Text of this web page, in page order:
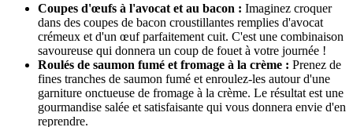
Coupes d'œufs à l'avocat et au bacon : Imaginez croquer
dans des coupes de bacon croustillantes remplies d'avocat
crémeux et d'un œuf parfaitement cuit. C'est une combinaison
savoureuse qui donnera un coup de fouet à votre journée !
Roulés de saumon fumé et fromage à la crème : Prenez de
fines tranches de saumon fumé et enroulez-les autour d'une
garniture onctueuse de fromage à la crème. Le résultat est une
gourmandise salée et satisfaisante qui vous donnera envie d'en
reprendre.